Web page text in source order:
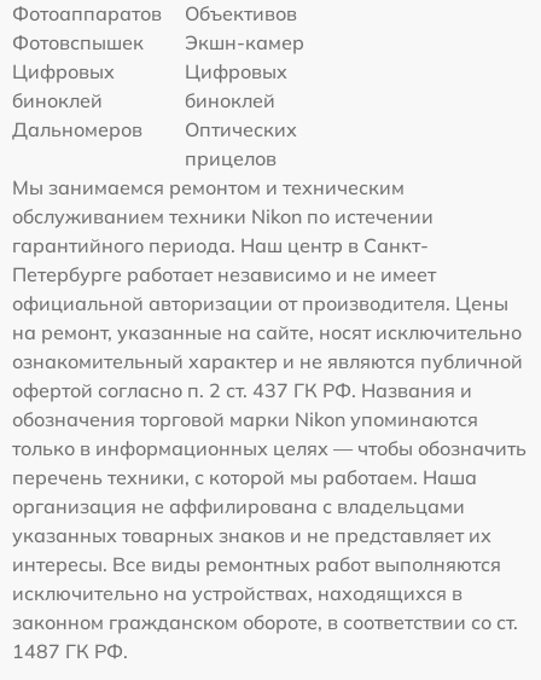
Фотоаппаратов
Объективов
Фотовспышек
Экшн-камер
Цифровых
биноклей
Цифровых
биноклей
Дальномеров
Оптических
прицелов
Мы занимаемся ремонтом и техническим
обслуживанием техники Nikon по истечении
гарантийного периода. Наш центр в Санкт-
Петербурге работает независимо и не имеет
официальной авторизации от производителя. Цены
на ремонт, указанные на сайте, носят исключительно
ознакомительный характер и не являются публичной
офертой согласно п. 2 ст. 437 ГК РФ. Названия и
обозначения торговой марки Nikon упоминаются
только в информационных целях — чтобы обозначить
перечень техники, с которой мы работаем. Наша
организация не аффилирована с владельцами
указанных товарных знаков и не представляет их
интересы. Все виды ремонтных работ выполняются
исключительно на устройствах, находящихся в
законном гражданском обороте, в соответствии со ст.
1487 ГК РФ.